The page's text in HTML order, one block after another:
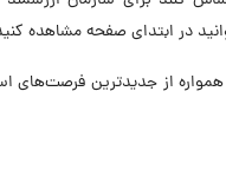
در ابتدای صفحه مشاهده
برای اینکه همواره از جدیدترین